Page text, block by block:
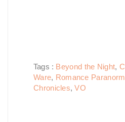
Tags : Beyond the Night,
Ware, Romance
Chronicles,VO